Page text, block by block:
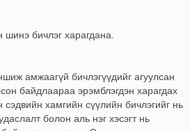
бичлэг харагдана.
амжаагүй бичлэгүүдийг агуулсан
байдлаараа эрэмблэгдэн харагдах
сэдвийн хамгийн сүүлийн бичлэгийг нь
болон аль нэг хэсэгт нь